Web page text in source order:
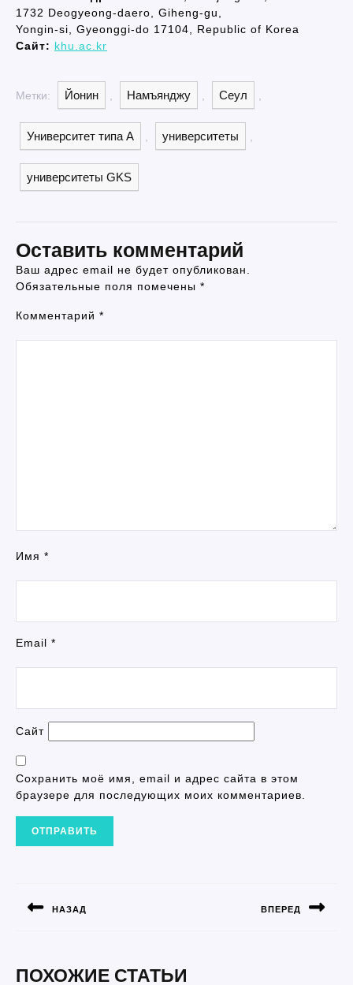
1732 Deogyeong-daero, Giheng-gu,
Yongin-si, Gyeonggi-do 17104, Republic of Korea
Сайт: khu.ac.kr
Метки: Йонин , Намъянджу , Сеул ,
Университет типа A , университеты ,
университеты GKS
Оставить комментарий
Ваш адрес email не будет опубликован.
Обязательные поля помечены *
Комментарий *
Имя *
Email *
Сайт
Сохранить моё имя, email и адрес сайта в этом
браузере для последующих моих комментариев.
ЗАПИСЯМ
НАЗАД ВПЕРЕД
ПОХОЖИЕ СТАТЬИ